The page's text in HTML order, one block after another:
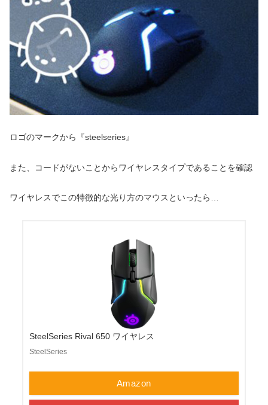
ロゴのマークから『steelseries』
また、コードがないことからワイヤレスタイプであることを確認
ワイヤレスでこの特徴的な光り方のマウスといったら…
SteelSeries Rival 650 ワイヤレス
SteelSeries
Amazon